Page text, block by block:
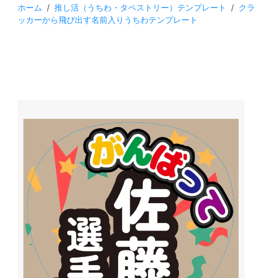
ホーム / 推し活（うちわ・タペストリー）テンプレート / クラ
ッカーから飛び出す名前入りうちわテンプレート